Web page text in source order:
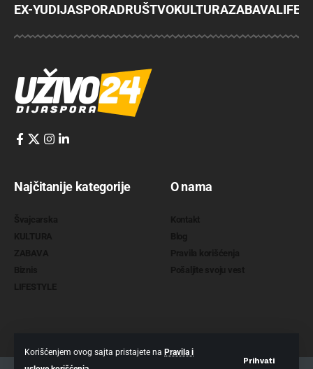
Korišćenjem ovog sajta pristajete na Pravila i
Prihvati
EX-YUDIJASPORADRUŠTVOKULTURAZABAVA
Najčitanije kategorije O nama